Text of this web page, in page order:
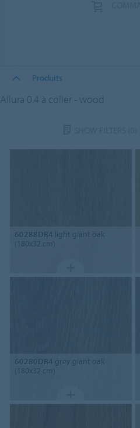
Produits
Allura 0.4 à coller - wood
60288DR4 light giant oak
(180x32 cm)
60280DR4 grey giant oak
(180x32 cm)